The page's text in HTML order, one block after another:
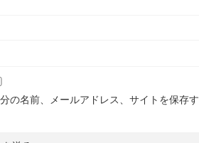
の名前、メールアドレス、サイトを保存す